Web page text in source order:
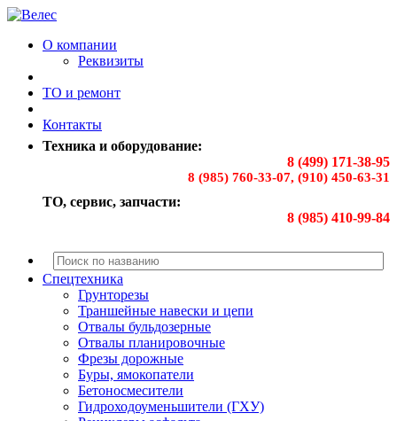
О компании
Реквизиты
ТО и ремонт
Контакты
Техника и оборудование:
8 (499) 171-38-95
8 (985) 760-33-07, (910) 450-63-31
ТО, сервис, запчасти:
8 (985) 410-99-84
Спецтехника
Грунторезы
Траншейные навески и цепи
Отвалы бульдозерные
Отвалы планировочные
Фрезы дорожные
Буры, ямокопатели
Бетоносмесители
Гидроходоуменьшители (ГХУ)